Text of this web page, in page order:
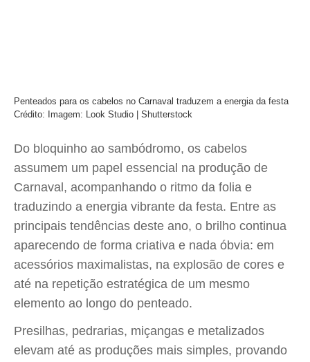
Penteados para os cabelos no Carnaval traduzem a energia da festa
Crédito: Imagem: Look Studio | Shutterstock
Do bloquinho ao sambódromo, os cabelos
assumem um papel essencial na produção de
Carnaval, acompanhando o ritmo da folia e
traduzindo a energia vibrante da festa. Entre as
principais tendências deste ano, o brilho continua
aparecendo de forma criativa e nada óbvia: em
acessórios maximalistas, na explosão de cores e
até na repetição estratégica de um mesmo
elemento ao longo do penteado.
Presilhas, pedrarias, miçangas e metalizados
elevam até as produções mais simples, provando